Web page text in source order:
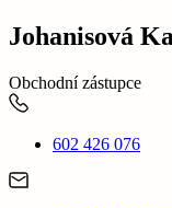
Johanisová
Obchodní zástupce
602 426 076